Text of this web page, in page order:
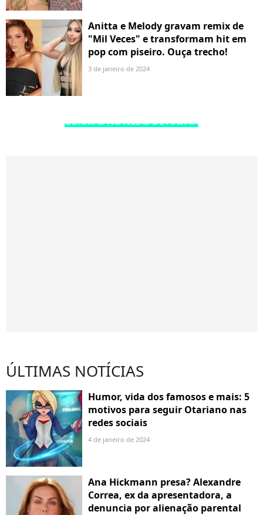
Anitta e Melody gravam remix de
"Mil Veces" e transformam hit em
pop com piseiro. Ouça trecho!
3 de janeiro de 2024
ÚLTIMAS NOTÍCIAS DE ANITTA
ÚLTIMAS NOTÍCIAS
Humor, vida dos famosos e mais: 5
motivos para seguir Otariano nas
redes sociais
4 de janeiro de 2024
Ana Hickmann presa? Alexandre
Correa, ex da apresentadora, a
denuncia por alienação parental